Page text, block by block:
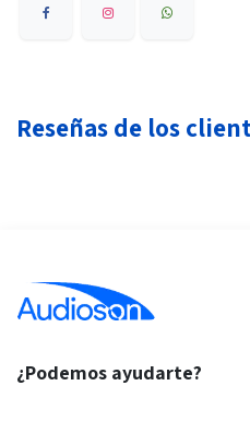
Reseñas de los
¿Podemos ayudarte?